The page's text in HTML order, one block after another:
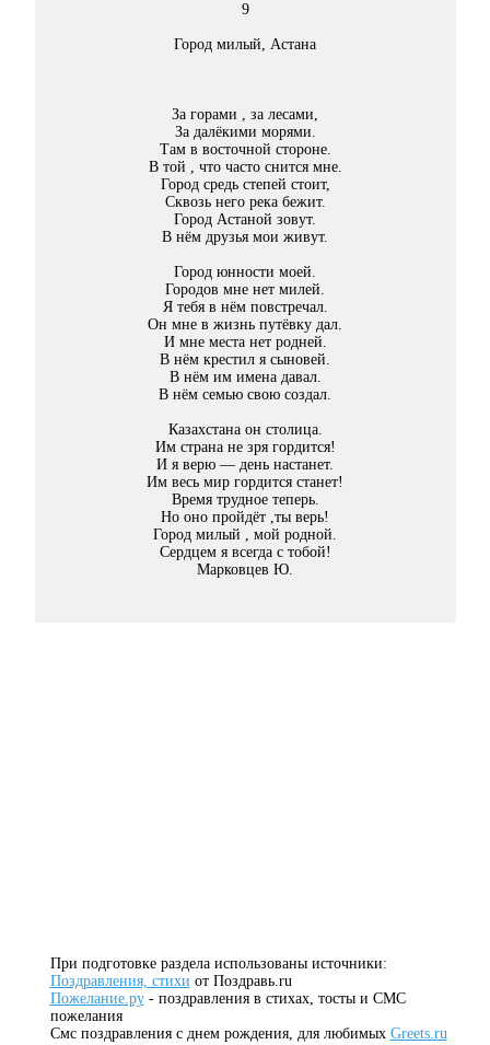
9
Город милый, Астана
За горами , за лесами,
За далёкими морями.
Там в восточной стороне.
В той , что часто снится мне.
Город средь степей стоит,
Сквозь него река бежит.
Город Астаной зовут.
В нём друзья мои живут.
Город юнности моей.
Городов мне нет милей.
Я тебя в нём повстречал.
Он мне в жизнь путёвку дал.
И мне места нет родней.
В нём крестил я сыновей.
В нём им имена давал.
В нём семью свою создал.
Казахстана он столица.
Им страна не зря гордится!
И я верю — день настанет.
Им весь мир гордится станет!
Время трудное теперь.
Но оно пройдёт ,ты верь!
Город милый , мой родной.
Сердцем я всегда с тобой!
Марковцев Ю.
При подготовке раздела использованы источники:
Поздравления, стихи от Поздравь.ru
Пожелание.ру- поздравления в стихах, тосты и СМС
пожелания
Смс поздравления с днем рождения, для любимых Greets.ru